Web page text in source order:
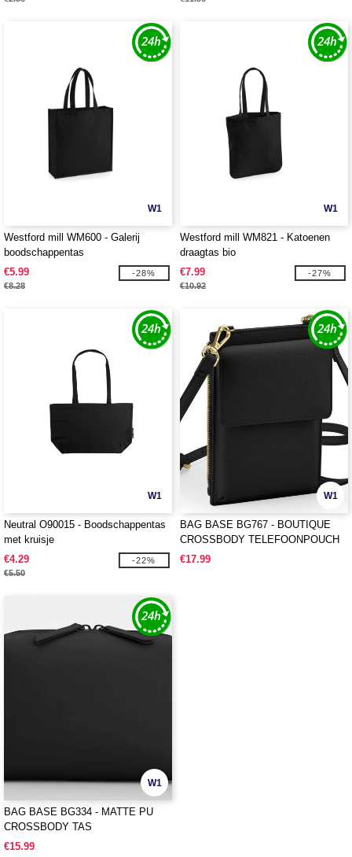
W1
Westford mill WM600 - Galerij
boodschappentas
€5.99
€8.28
-28%
W1
Westford mill WM821 - Katoenen
draagtas bio
€7.99
€10.92
-27%
W1
Neutral O90015 - Boodschappentas
met kruisje
€4.29
€5.50
-22%
W1
BAG BASE BG767 - BOUTIQUE
CROSSBODY TELEFOONPOUCH
€17.99
W1
BAG BASE BG334 - MATTE PU
CROSSBODY TAS
€15.99